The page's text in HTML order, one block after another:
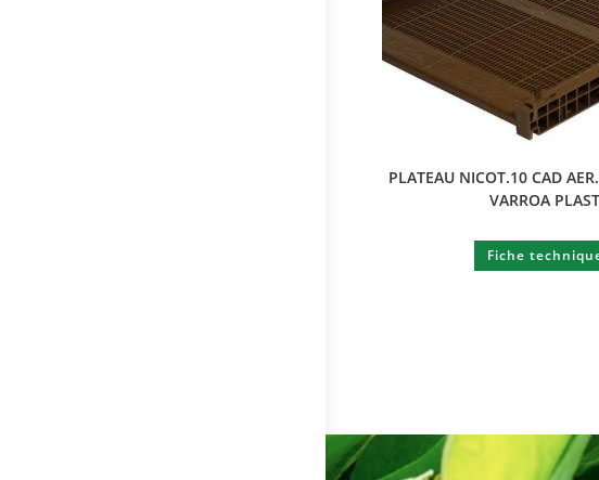
PLATEAU NICOT.10 CAD
VARROA PLAST
Fiche